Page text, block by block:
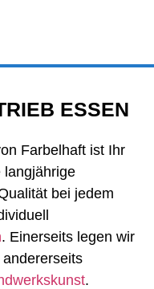
ESSEN
Farbelhaft ist Ihr
langjährige
bei jedem
. Einerseits legen wir
.